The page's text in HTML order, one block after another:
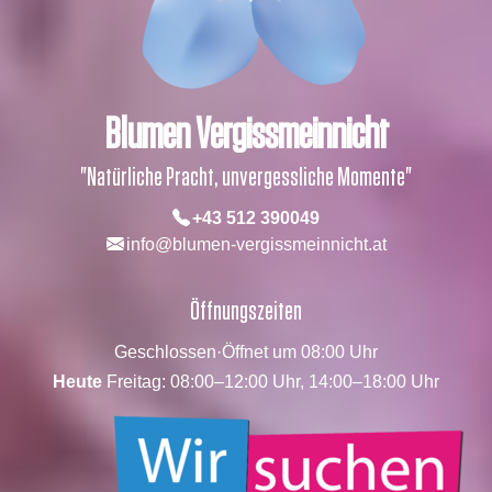
Blumen Vergissmeinnicht
"Natürliche Pracht, unvergessliche Momente"
+43 512 390049
info@blumen-vergissmeinnicht.at
Öffnungszeiten
Geschlossen·Öffnet um 08:00 Uhr
Heute Freitag: 08:00–12:00 Uhr, 14:00–18:00 Uhr